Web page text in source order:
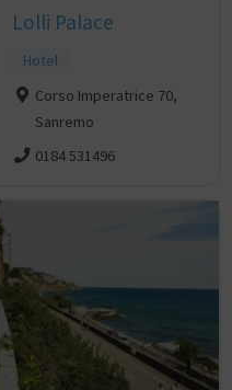
Lolli Palace
Hotel
Corso Imperatrice 70,
Sanremo
0184 531496